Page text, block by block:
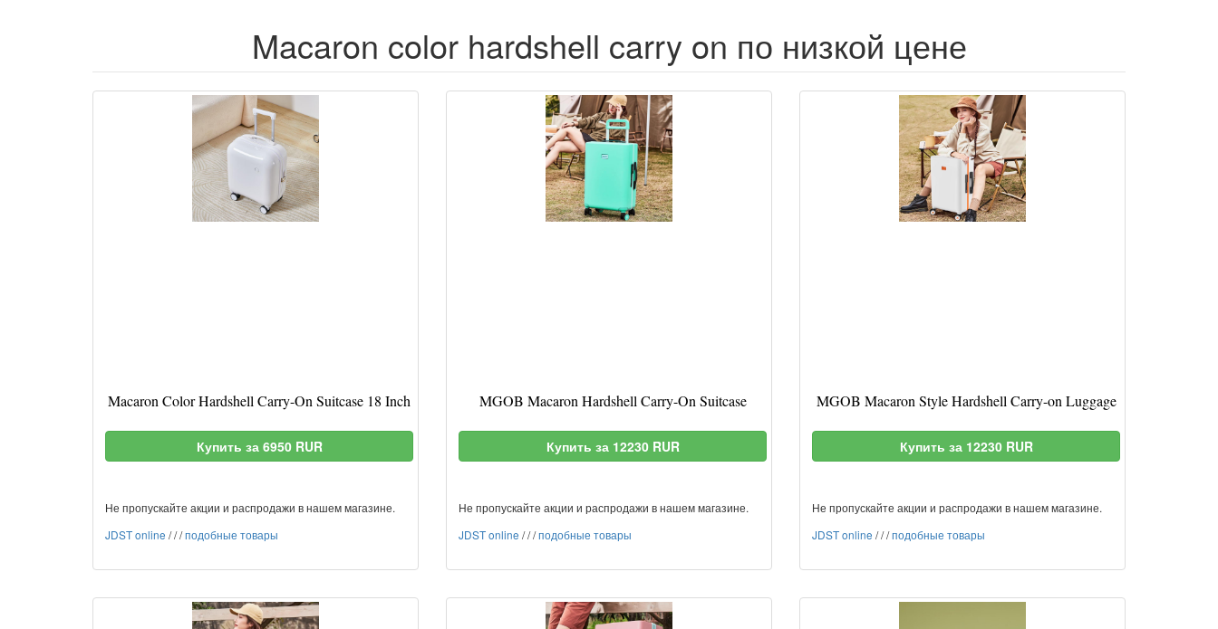
Macaron color hardshell carry on по низкой цене
Macaron Color Hardshell Carry-On Suitcase 18 Inch
Купить за 6950 RUR
Не пропускайте акции и распродажи в нашем магазине.
JDST online ///подобные товары
MGOB Macaron Hardshell Carry-On Suitcase
Купить за 12230 RUR
Не пропускайте акции и распродажи в нашем магазине.
JDST online ///подобные товары
MGOB Macaron Style Hardshell Carry-on Luggage
Купить за 12230 RUR
Не пропускайте акции и распродажи в нашем магазине.
JDST online ///подобные товары